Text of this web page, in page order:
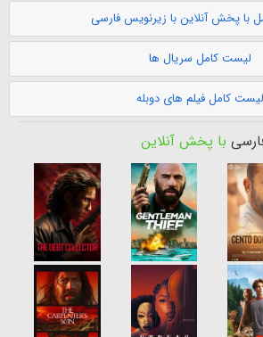
با پخش آنلاین با زیرنویس فارسی
لیست کامل سریال ها
لیست کامل فیلم های دوبله
با پخش آنلاین